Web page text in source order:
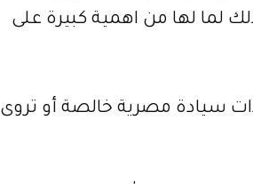
لما لها من اهمية كبيرة على
سيادة مصرية خالصة أو تروى